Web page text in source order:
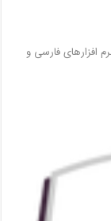
افزارهای فارسی و